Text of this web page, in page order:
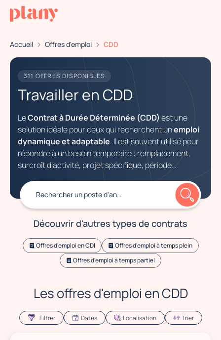
Accueil Offres d'emploi CDD
311 OFFRES DISPONIBLES
Travailler en CDD
LeContrat à Durée Déterminée (CDD) est une
solution idéale pour ceux qui recherchent unemploi
dynamique et adaptable. Il est souvent utilisé pour
répondre à un besoin temporaire : remplacement,
surcroît d’activité, projet spécifique, période
des
tout en découvrant différents
environnements professionnels. Sur Plany.jobs, on te
propose des offres d’emploi en CDD dans
l'événementiel, l'animation commerciale, l'accueil en
entreprise et la restauration.
Rechercherun poste d'animateur commercial
Découvrir d'autres types de contrats
Offres d'emploi en CDI
Offres d'emploi à temps plein
Offres d'emploi à temps partiel
Les offres d'emploi en CDD
Filtrer Dates Localisation Trier